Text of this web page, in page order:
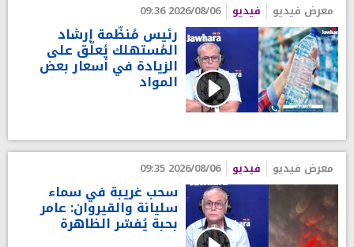
معرض فيديو فيديو 2026/08/06 09:36
رئيس مُنظّمة إرشاد
المُستهلك يُعلّق على
الزيادة في أسعار بعض
المواد
معرض فيديو فيديو 2026/08/06 09:35
سحب غريبة في سماء
سليانة والقيروان: عامر
بحبة يُفسّر الظاهرة